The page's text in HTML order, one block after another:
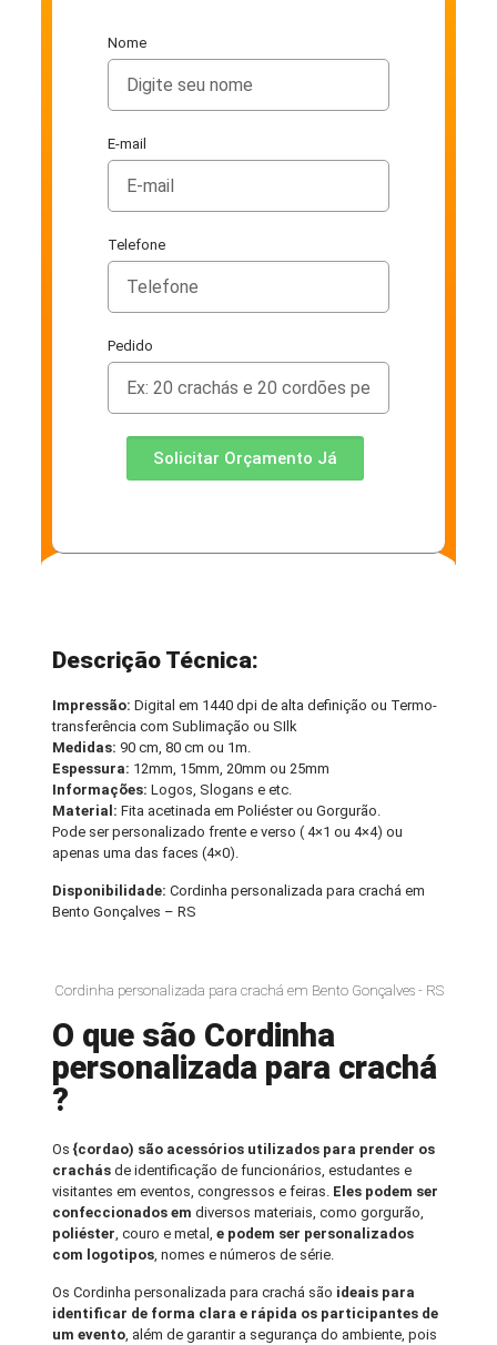
Nome
E-mail
Telefone
Pedido
Solicitar Orçamento Já
Descrição Técnica:
Impressão: Digital em 1440 dpi de alta definição ou Termo-
transferência com Sublimação ou SIlk
Medidas: 90 cm, 80 cm ou 1m.
Espessura: 12mm, 15mm, 20mm ou 25mm
Informações:Logos, Slogans e etc.
Material: Fita acetinada em Poliéster ou Gorgurão.
Pode ser personalizado frente e verso ( 4×1 ou 4×4) ou
apenas uma das faces (4×0).
Disponibilidade:Cordinha personalizada para crachá em
Bento Gonçalves – RS
Cordinha personalizada para crachá em Bento Gonçalves - RS
O que são Cordinha
personalizada para crachá
?
Os {cordao) são acessórios utilizados para prender os
crachás de identificação de funcionários, estudantes e
visitantes em eventos, congressos e feiras. Eles podem ser
confeccionados emdiversos materiais, como gorgurão,
poliéster, couro e metal,e podem ser personalizados
com logotipos, nomes e números de série.
Os Cordinha personalizada para crachá são ideais para
identificar de forma clara e rápida os participantes de
um evento, além de garantir a segurança do ambiente, pois